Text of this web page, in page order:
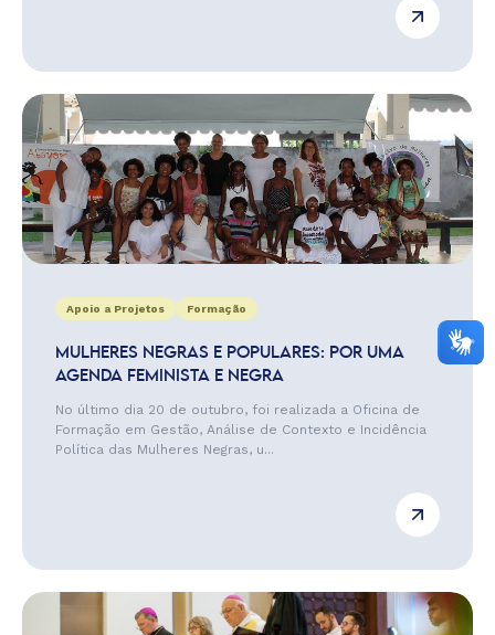
Apoio a Projetos Formação
MULHERES NEGRAS E POPULARES: POR UMA
AGENDA FEMINISTA E NEGRA
No último dia 20 de outubro, foi realizada a Oficina de
Formação em Gestão, Análise de Contexto e Incidência
Política das Mulheres Negras, u...